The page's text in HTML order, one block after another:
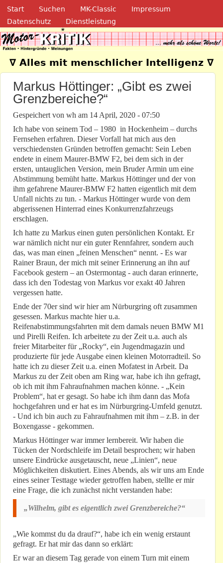
Direkt zum Inhalt
Navigation
Start Suchen MK-Classic
Impressum
Datenschutz
Dienstleistung
Motor-Kritik.de
∇ Alles mit menschlicher Intelligenz ∇
Markus Höttinger: „Gibt es zwei
Grenzbereiche?“
Gespeichert von wh am 14 April, 2020 - 07:50
Ich habe von seinem Tod – 1980 in Hockenheim – durchs
Fernsehen erfahren. Dieser Vorfall hat mich aus den
verschiedensten Gründen betroffen gemacht: Sein Leben
endete in einem Maurer-BMW F2, bei dem sich in der
ersten, untauglichen Version, mein Bruder Armin um eine
Abstimmung bemüht hatte. Markus Höttinger und der von
ihm gefahrene Maurer-BMW F2 hatten eigentlich mit dem
Unfall nichts zu tun. - Markus Höttinger wurde von dem
abgerissenen Hinterrad eines Konkurrenzfahrzeugs
erschlagen.
Ich hatte zu Markus einen guten persönlichen Kontakt. Er
war nämlich nicht nur ein guter Rennfahrer, sondern auch
das, was man einen „feinen Menschen“ nennt. - Es war
Rainer Braun, der mich mit seiner Erinnerung an ihn auf
Facebook gestern – an Ostermontag - auch daran erinnerte,
dass ich den Todestag von Markus vor exakt 40 Jahren
vergessen hatte.
Ende der 70er sind wir hier am Nürburgring oft zusammen
gesessen. Markus machte hier u.a.
Reifenabstimmungsfahrten mit dem damals neuen BMW M1
und Pirelli Reifen. Ich arbeitete zu der Zeit u.a. auch als
freier Mitarbeiter für „Rocky“, ein Jugendmagazin und
produzierte für jede Ausgabe einen kleinen Motorradteil. So
hatte ich zu dieser Zeit u.a. einen Mofatest in Arbeit. Da
Markus zu der Zeit oben am Ring war, habe ich ihn gefragt,
ob ich mit ihm Fahraufnahmen machen könne. - „Kein
Problem“, hat er gesagt. So habe ich ihm dann das Mofa
hochgefahren und er hat es im Nürburgring-Umfeld genutzt.
- Und ich bin auch zu Fahraufnahmen mit ihm – z.B. in der
Boxengasse - gekommen.
Markus Höttinger war immer lernbereit. Wir haben die
Tücken der Nordschleife im Detail besprochen; wir haben
unsere Eindrücke ausgetauscht, neue „Linien“, neue
Möglichkeiten diskutiert. Eines Abends, als wir uns am Ende
eines seiner Testtage wieder getroffen haben, stellte er mir
eine Frage, die ich zunächst nicht verstanden habe:
„Wilhelm, gibt es eigentlich zwei Grenzbereiche?“
„Wie kommst du da drauf?“, habe ich ein wenig erstaunt
gefragt. Er hat mir das dann so erklärt:
Er war an diesem Tag gerade von einem Turn mit einem